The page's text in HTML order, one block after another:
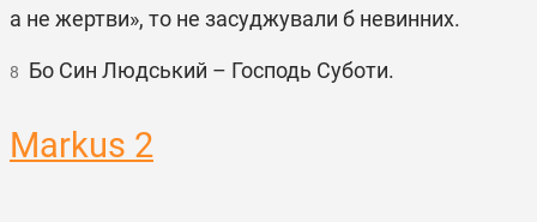
а не жертви», то не засуджували б невинних.
8 Бо Син Людський – Господь Суботи.
Markus 2